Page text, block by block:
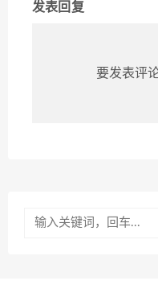
发表回复
要发表评